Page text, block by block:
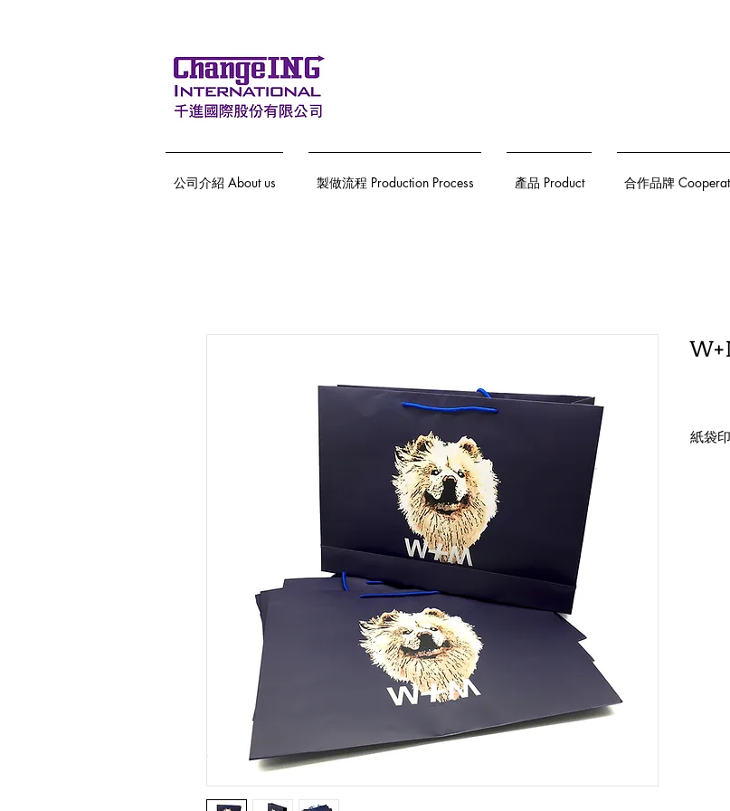
公司介紹 About us 製做流程 Production Process 產品 Product 合作品牌
紙袋